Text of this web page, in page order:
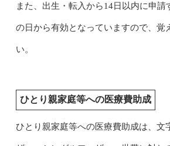
また、出生・転入から14日以内に申請
の日から有効となっていますので、覚
い。
ひとり親家庭等への医療費助成
ひとり親家庭等への医療費助成は、文